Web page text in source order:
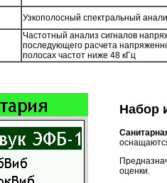
Узкополосный спектральный
Частотный анализ сигналов
последующего расчета
полосах частот ниже 48 кГц
Набор
оценки.